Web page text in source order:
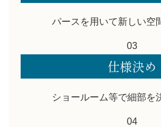
パースを用いて新しい空
03
仕様決め
ショールーム等で細部を
04